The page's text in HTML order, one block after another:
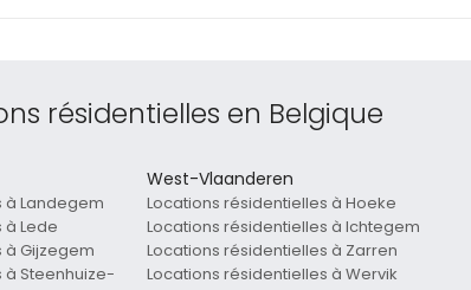
résidentielles en Belgique
à Landegem
Lede
à Gijzegem
à Steenhuize-
West-Vlaanderen
Locations résidentielles à Hoeke
Locations résidentielles à Ichtegem
Locations résidentielles à Zarren
Locations résidentielles à Wervik